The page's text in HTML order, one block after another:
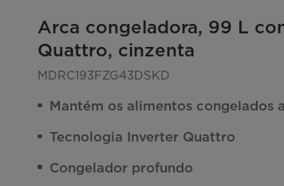
Arca congeladora, 99 L
Quattro, cinzenta
MDRC193FZG43DSKD
Mantém os alimentos congelados
Tecnologia Inverter Quattro
Congelador profundo